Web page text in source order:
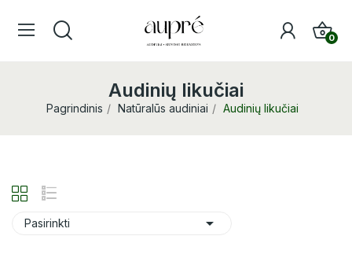
0
Audinių likučiai
Pagrindinis Natūralūs audiniai Audinių likučiai
Pasirinkti 